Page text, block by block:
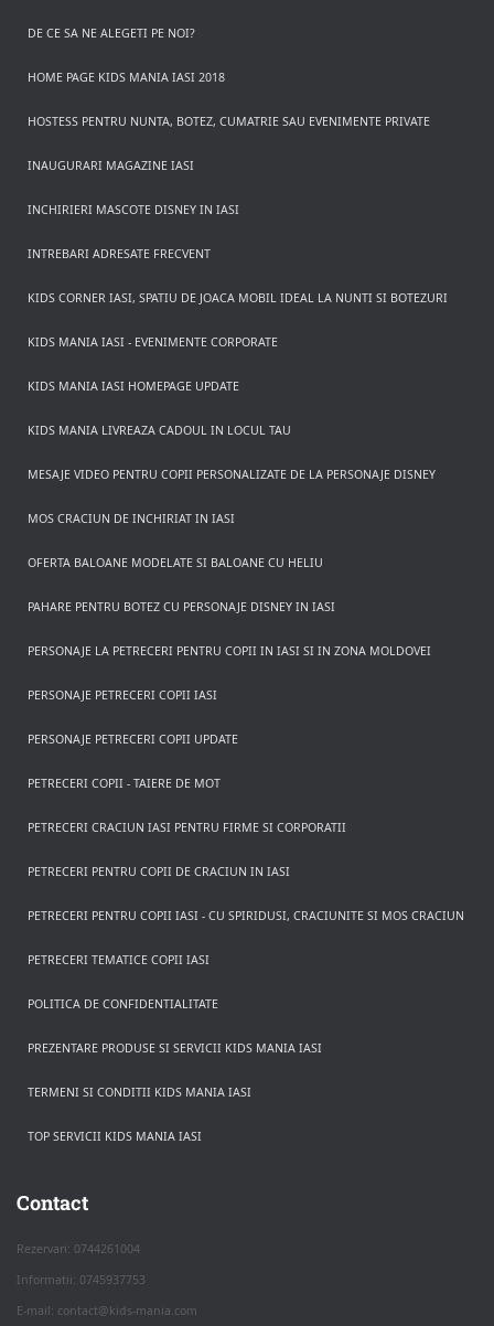
DE CE SA NE ALEGETI PE NOI?
HOME PAGE KIDS MANIA IASI 2018
HOSTESS PENTRU NUNTA, BOTEZ, CUMATRIE SAU EVENIMENTE PRIVATE
INAUGURARI MAGAZINE IASI
INCHIRIERI MASCOTE DISNEY IN IASI
INTREBARI ADRESATE FRECVENT
KIDS CORNER IASI, SPATIU DE JOACA MOBIL IDEAL LA NUNTI SI BOTEZURI
KIDS MANIA IASI - EVENIMENTE CORPORATE
KIDS MANIA IASI HOMEPAGE UPDATE
KIDS MANIA LIVREAZA CADOUL IN LOCUL TAU
MESAJE VIDEO PENTRU COPII PERSONALIZATE DE LA PERSONAJE DISNEY
MOS CRACIUN DE INCHIRIAT IN IASI
OFERTA BALOANE MODELATE SI BALOANE CU HELIU
PAHARE PENTRU BOTEZ CU PERSONAJE DISNEY IN IASI
PERSONAJE LA PETRECERI PENTRU COPII IN IASI SI IN ZONA MOLDOVEI
PERSONAJE PETRECERI COPII IASI
PERSONAJE PETRECERI COPII UPDATE
PETRECERI COPII - TAIERE DE MOT
PETRECERI CRACIUN IASI PENTRU FIRME SI CORPORATII
PETRECERI PENTRU COPII DE CRACIUN IN IASI
PETRECERI PENTRU COPII IASI - CU SPIRIDUSI, CRACIUNITE SI MOS CRACIUN
PETRECERI TEMATICE COPII IASI
POLITICA DE CONFIDENTIALITATE
PREZENTARE PRODUSE SI SERVICII KIDS MANIA IASI
TERMENI SI CONDITII KIDS MANIA IASI
TOP SERVICII KIDS MANIA IASI
Contact
Rezervari: 0744261004
Informatii: 0745937753
E-mail: contact@kids-mania.com
Apasa pe o categorie ca sa vezi serviciile.
PETRECERI COPII